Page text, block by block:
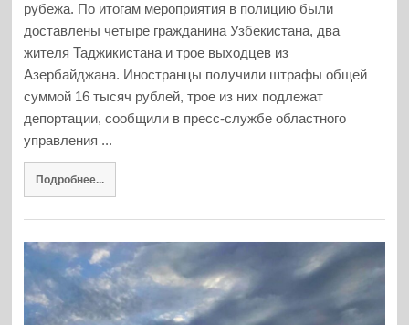
рубежа. По итогам мероприятия в полицию были
доставлены четыре гражданина Узбекистана, два
жителя Таджикистана и трое выходцев из
Азербайджана. Иностранцы получили штрафы общей
суммой 16 тысяч рублей, трое из них подлежат
депортации, сообщили в пресс-службе областного
управления ...
Подробнее...